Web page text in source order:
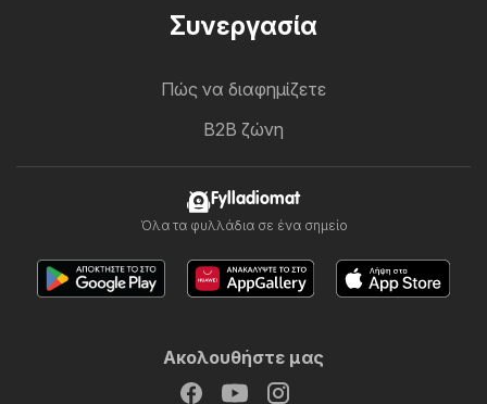
Συνεργασία
Πώς να διαφημίζετε
B2B ζώνη
Fylladiomat
Όλα τα φυλλάδια σε ένα σημείο
Ακολουθήστε μας